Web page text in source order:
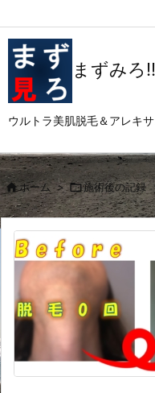
まずみ
ウルトラ美肌脱毛＆アレキ
ホーム > 施術後の記録